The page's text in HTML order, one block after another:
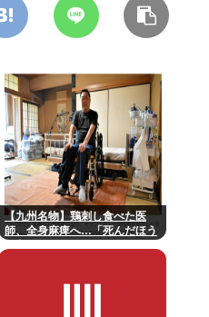
【九州名物】鶏刺し食べた医
師、全身麻痺へ…「死んだほう